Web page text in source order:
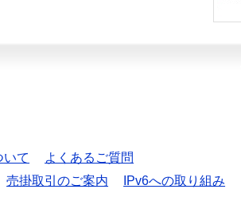
いて
よくあるご質問
売掛取引のご案内
IPv6への取り組み